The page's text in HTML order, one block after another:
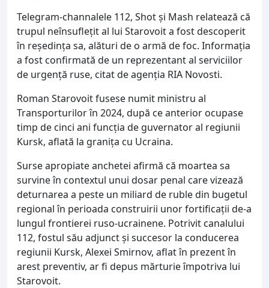
Telegram-channalele 112, Shot și Mash relatează că
trupul neînsuflețit al lui Starovoit a fost descoperit
în reședința sa, alături de o armă de foc. Informația
a fost confirmată de un reprezentant al serviciilor
de urgență ruse, citat de agenția RIA Novosti.
Roman Starovoit fusese numit ministru al
Transporturilor în 2024, după ce anterior ocupase
timp de cinci ani funcția de guvernator al regiunii
Kursk, aflată la granița cu Ucraina.
Surse apropiate anchetei afirmă că moartea sa
survine în contextul unui dosar penal care vizează
deturnarea a peste un miliard de ruble din bugetul
regional în perioada construirii unor fortificații de-a
lungul frontierei ruso-ucrainene. Potrivit canalului
112, fostul său adjunct și succesor la conducerea
regiunii Kursk, Alexei Smirnov, aflat în prezent în
arest preventiv, ar fi depus mărturie împotriva lui
Starovoit.